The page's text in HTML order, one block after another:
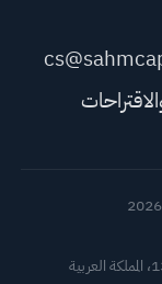
مركز الملك عبد الله المالي، الدور 5 برج 3.05، الرياض 13519، المملكة العربية